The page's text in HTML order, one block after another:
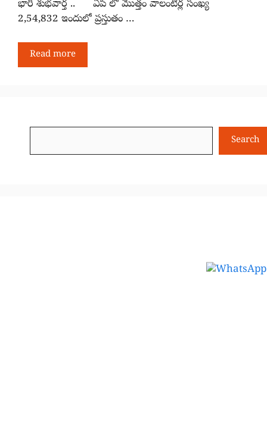
భారీ శుభవార్త .. ఏపీ లో మొత్తం వాలంటీర్ల సంఖ్య
2,54,832 ఇందులో ప్రస్తుతం …
Read more
Search